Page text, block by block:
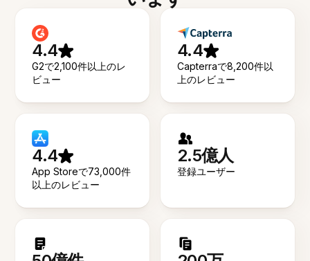
4.4
G2で2,100件以上のレ
ビュー
4.4
Capterraで8,200件以
上のレビュー
4.4
App Storeで73,000件
以上のレビュー
2.5億人
登録ユーザー